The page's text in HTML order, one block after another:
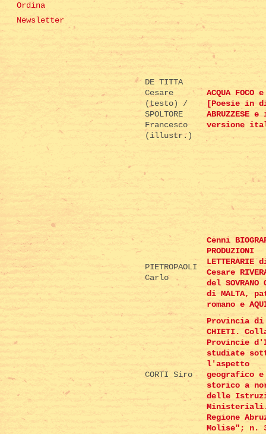
Ordina
Newsletter
DE TITTA
Cesare
(testo) /
SPOLTORE
Francesco
(illustr.)
ACQUA FOCO
[Poesie in
ABRUZZESE e
versione
PIETROPAOLI
Carlo
Cenni
PRODUZIONI
LETTERARIE
Cesare
del SOVRANO
di MALTA,
romano e
CORTI Siro
Provincia di
CHIETI.
Provincie
studiate
l'aspetto
geografico e
storico a
delle
Regione
Molise"; n.